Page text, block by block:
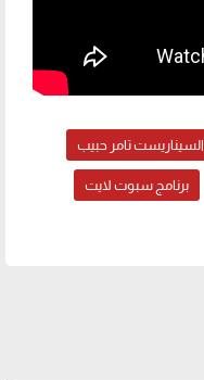
السيناريست تامر حبيب
برنامج سبوت لايت